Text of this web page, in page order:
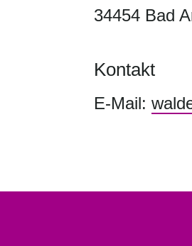
34454 Bad
Kontakt
E-Mail: